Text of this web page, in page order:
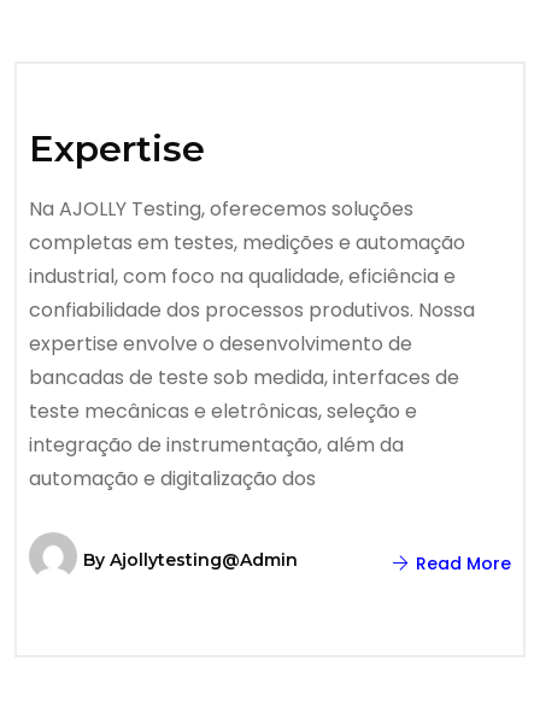
Expertise
Na AJOLLY Testing, oferecemos soluções
completas em testes, medições e automação
industrial, com foco na qualidade, eficiência e
confiabilidade dos processos produtivos. Nossa
expertise envolve o desenvolvimento de
bancadas de teste sob medida, interfaces de
teste mecânicas e eletrônicas, seleção e
integração de instrumentação, além da
automação e digitalização dos
By Ajollytesting@admin Read More